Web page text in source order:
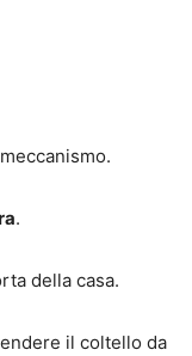
.
della casa.
il coltello da